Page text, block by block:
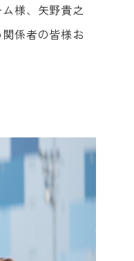
様、矢野貴之
係者の皆様お